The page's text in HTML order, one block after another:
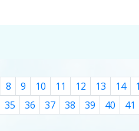
8 9 10 11 12 13 14
35 36 37 38 39 40 41